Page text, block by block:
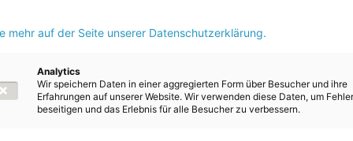
Menschen engagieren, die ihr Leben unter schwierigen
dafür steht das Projekt ‚Dach überm Kopf‘, dafür tritt die Energie
ein und dazu bekennen wir uns auch als Land
Wirtschaftslandesrat und Energie AG-
Markus Achleitner. Für obdachlose Menschen ist gerade
unerlässlich. In Zukunft soll ein DüK aber auch Licht
Zusammenarbeit von Lehrlingen der Energie AG und Schülerinnen
Bau & Design lernen diese teamübergreifende Zusammenarbeit
und Lehre Erlernte sinnstiftend und zum unmittelbaren Wohl
mehr auf der Seite unserer Datenschutzerklärung.
Analytics
Wir speichern Daten in einer aggregierten Form über Besucher und ihre
Erfahrungen auf unserer Website. Wir verwenden diese Daten, um
beseitigen und das Erlebnis für alle Besucher zu verbessern.